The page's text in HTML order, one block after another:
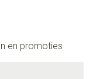
en promoties